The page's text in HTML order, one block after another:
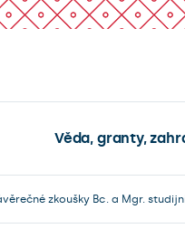
Věda, granty,
zkoušky Bc. a Mgr.